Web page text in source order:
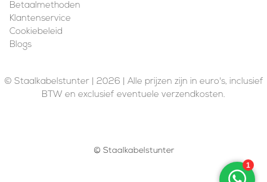
Betaalmethoden
Klantenservice
Cookiebeleid
Blogs
© Staalkabelstunter | 2026 | Alle prijzen zijn in euro's, inclusief
BTW en exclusief eventuele verzendkosten.
© Staalkabelstunter